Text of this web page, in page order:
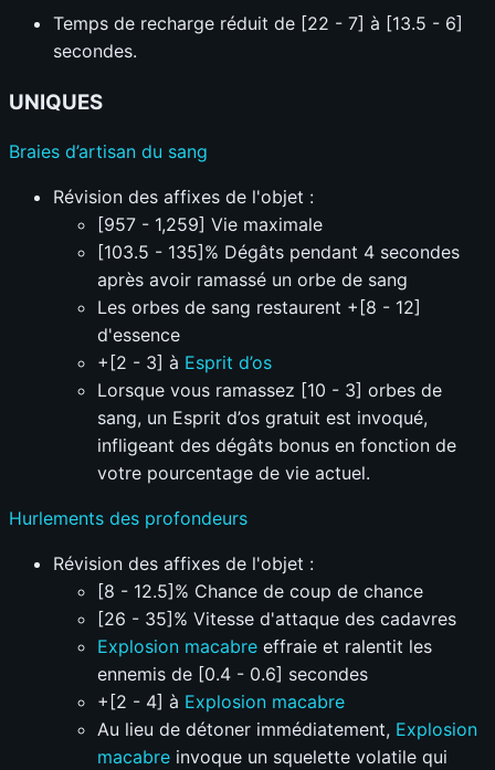
Temps de recharge réduit de [22 - 7] à [13.5 - 6]
secondes.
UNIQUES
Braies d’artisan du sang
Révision des affixes de l'objet :
[957 - 1,259] Vie maximale
[103.5 - 135]% Dégâts pendant 4 secondes
après avoir ramassé un orbe de sang
Les orbes de sang restaurent +[8 - 12]
d'essence
+[2 - 3] à Esprit d’os
Lorsque vous ramassez [10 - 3] orbes de
sang, un Esprit d’os gratuit est invoqué,
infligeant des dégâts bonus en fonction de
votre pourcentage de vie actuel.
Hurlements des profondeurs
Révision des affixes de l'objet :
[8 - 12.5]% Chance de coup de chance
[26 - 35]% Vitesse d'attaque des cadavres
Explosion macabre effraie et ralentit les
ennemis de [0.4 - 0.6] secondes
+[2 - 4] à Explosion macabre
Au lieu de détoner immédiatement, Explosion
macabre invoque un squelette volatile qui